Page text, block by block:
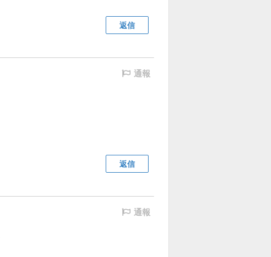
返信
通報
返信
通報